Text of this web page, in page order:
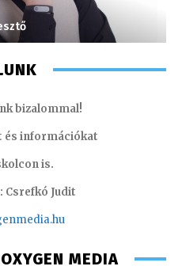
bizalommal!
és információkat
is.
Csrefkó Judit
nmedia.hu
MEDIA